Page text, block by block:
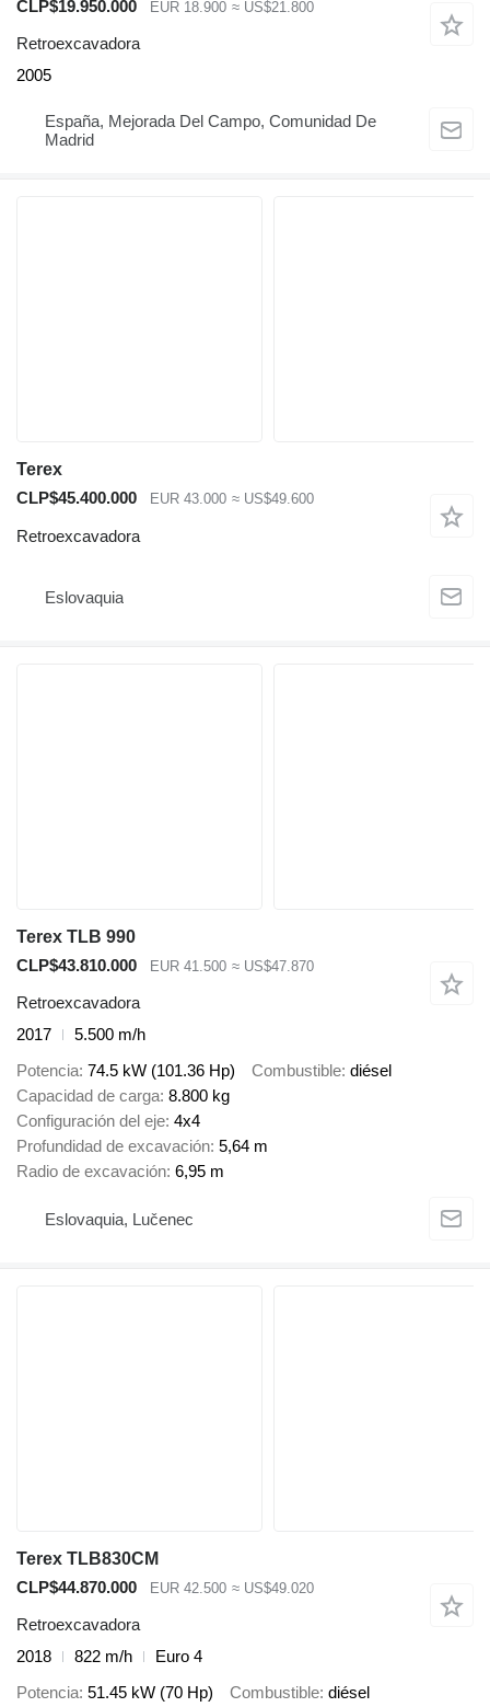
CLP$19.950.000 EUR 18.900 ≈ US$21.800
Retroexcavadora
2005
España, Mejorada Del Campo, Comunidad De
Madrid
Terex
CLP$45.400.000
EUR 43.000 ≈ US$49.600
Retroexcavadora
Eslovaquia
Terex TLB 990
CLP$43.810.000
EUR 41.500 ≈ US$47.870
Retroexcavadora
2017
5.500 m/h
Potencia 74.5 kW (101.36 Hp) Combustible diésel
Capacidad de carga 8.800 kg
Configuración del eje 4x4
Profundidad de excavación 5,64 m
Radio de excavación 6,95 m
Eslovaquia, Lučenec
Terex TLB830CM
CLP$44.870.000
EUR 42.500 ≈ US$49.020
Retroexcavadora
2018
822 m/h
Euro 4
Potencia 51.45 kW (70 Hp) Combustible diésel